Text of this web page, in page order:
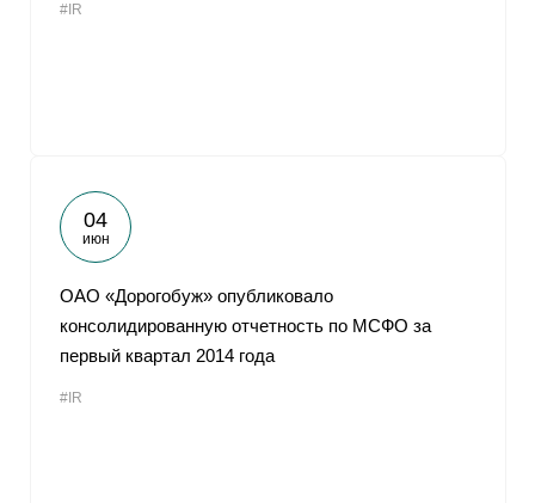
#IR
04
июн
ОАО «Дорогобуж» опубликовало
консолидированную отчетность по МСФО за
первый квартал 2014 года
#IR